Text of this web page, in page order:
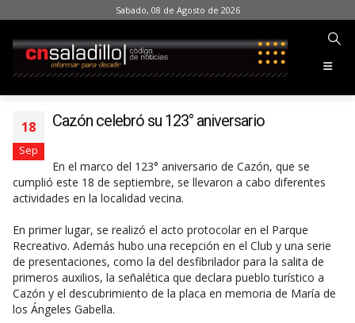
Sabado, 08 de Agosto de 2026
18
Sep
Cazón celebró su 123° aniversario
En el marco del 123° aniversario de Cazón, que se
cumplió este 18 de septiembre, se llevaron a cabo diferentes
actividades en la localidad vecina.
En primer lugar, se realizó el acto protocolar en el Parque
Recreativo. Además hubo una recepción en el Club y una serie
de presentaciones, como la del desfibrilador para la salita de
primeros auxilios, la señalética que declara pueblo turístico a
Cazón y el descubrimiento de la placa en memoria de María de
los Ángeles Gabella.